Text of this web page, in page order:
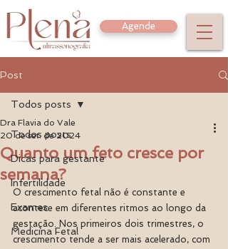
Agende
Post
Todos posts
Dicas para gestante
Infertilidade
Exames
Medicina Fetal
Todos posts
Quanto um feto cresce por
semana?
Dra Flavia do Vale
20 de set. de 2024
O crescimento fetal não é constante e
acontece em diferentes ritmos ao longo da
gestação. Nos primeiros dois trimestres, o
crescimento tende a ser mais acelerado, com